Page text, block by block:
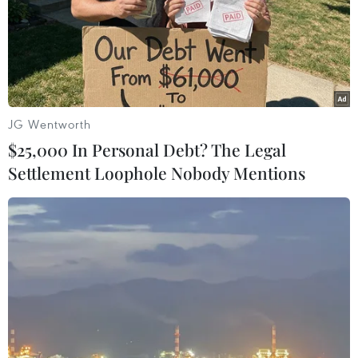
Lào Cai khẩn trương tìm
kiếm 2 người mất tích do
mưa lũ
07/08/2026 03:04
Khẩn trương phân luồng
giao thông sau vụ sạt lở
trên tuyến ĐT161 ở Lào Cai
07/08/2026 02:37
Thời tiết ngày 7/8: Bắc Bộ
và Bắc Trung Bộ giảm mưa
Kế hoạch hành động
phòng, chống bão, lũ,
JG Wentworth
$25,000 In Personal Debt? The Legal
Settlement Loophole Nobody Mentions